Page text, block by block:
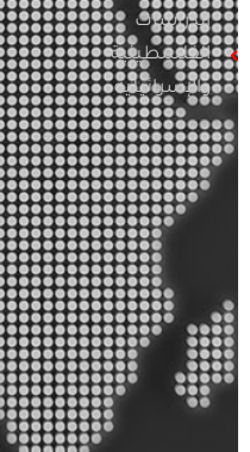
الدراسات
الفلسطينية
والإسرائيلية